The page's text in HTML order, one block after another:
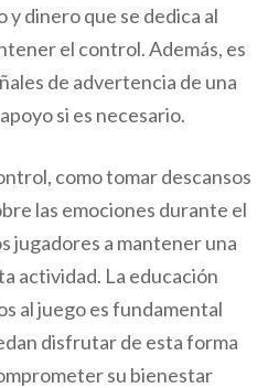
y dinero que se dedica al
el control. Además, es
de advertencia de una
si es necesario.
como tomar descansos
las emociones durante el
jugadores a mantener una
actividad. La educación
al juego es fundamental
disfrutar de esta forma
su bienestar